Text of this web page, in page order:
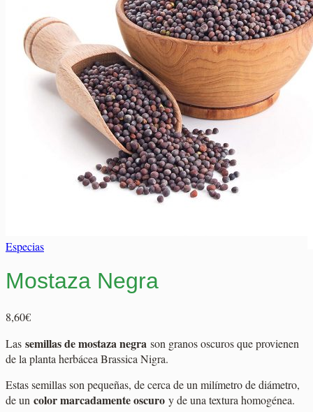
No hay productos en el carrito.
Volver a la tienda
Carrito
No hay productos en el carrito.
Volver a la tienda
Elaborados Cárnicos
Salsas y Siropes
Especias
Mostaza Negra
8,60€
Las semillas de mostaza negra son granos oscuros que provienen
de la planta herbácea Brassica Nigra.
Estas semillas son pequeñas, de cerca de un milímetro de diámetro,
de un color marcadamente oscuro y de una textura homogénea.